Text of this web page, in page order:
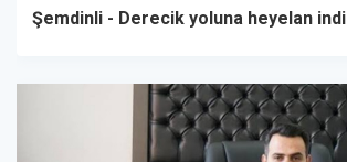
Şemdinli - Derecik yoluna heyelan indi